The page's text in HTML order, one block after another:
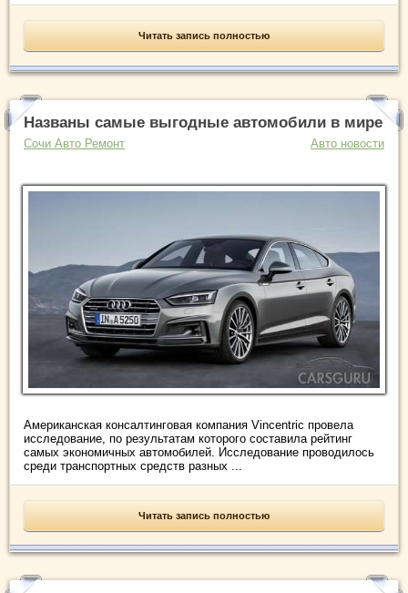
Читать запись полностью
Названы самые выгодные автомобили в мире
Сочи Авто Ремонт Авто новости
Американская консалтинговая компания Vincentric провела
исследование, по результатам которого составила рейтинг
самых экономичных автомобилей. Исследование проводилось
среди транспортных средств разных ...
Читать запись полностью